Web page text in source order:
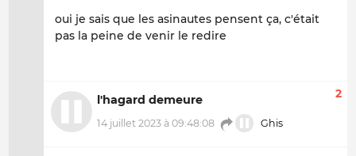
oui je sais que les asinautes pensent ça, c'était
pas la peine de venir le redire
l'hagard demeure
14 juillet 2023 à 09:48:08 Ghis
2